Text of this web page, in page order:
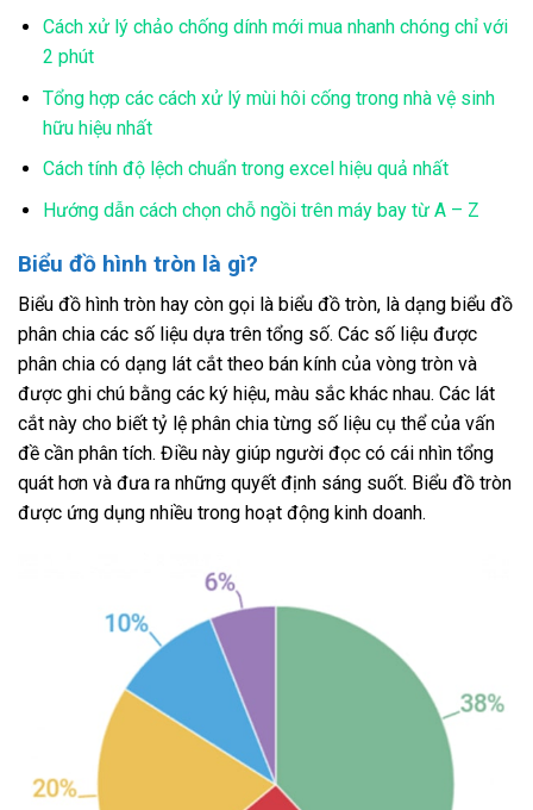
Cách xử lý chảo chống dính mới mua nhanh chóng chỉ với
2 phút
Tổng hợp các cách xử lý mùi hôi cống trong nhà vệ sinh
hữu hiệu nhất
Cách tính độ lệch chuẩn trong excel hiệu quả nhất
Hướng dẫn cách chọn chỗ ngồi trên máy bay từ A – Z
Biểu đồ hình tròn là gì?
Biểu đồ hình tròn hay còn gọi là biểu đồ tròn, là dạng biểu đồ
phân chia các số liệu dựa trên tổng số. Các số liệu được
phân chia có dạng lát cắt theo bán kính của vòng tròn và
được ghi chú bằng các ký hiệu, màu sắc khác nhau. Các lát
cắt này cho biết tỷ lệ phân chia từng số liệu cụ thể của vấn
đề cần phân tích. Điều này giúp người đọc có cái nhìn tổng
quát hơn và đưa ra những quyết định sáng suốt. Biểu đồ tròn
được ứng dụng nhiều trong hoạt động kinh doanh.